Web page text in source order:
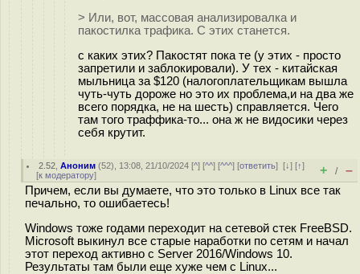
> Или, вот, массовая анализировалка и
пакостилка трафика. С этих станется.
с каких этих? Пакостят пока те (у этих - просто
запретили и заблокировали). У тех - китайская
мыльница за $120 (налогоплательщикам вышла
чуть-чуть дороже но это их проблема,и на два же
всего порядка, не на шесть) справляется. Чего
там того траффика-то... она ж не видосики через
себя крутит.
2.52 ,Аноним (52), 13:08, 21/10/2024 [^] [^^] [^^^] [ответить][↓] [↑]
[к модератору] + / –
Причем, если вы думаете, что это только в Linux все так
печально, то ошибаетесь!
Windows тоже годами переходит на сетевой стек FreeBSD.
Microsoft выкинул все старые наработки по сетям и начал
этот переход активно с Server 2016/Windows 10.
Результаты там были еще хуже чем с Linux...